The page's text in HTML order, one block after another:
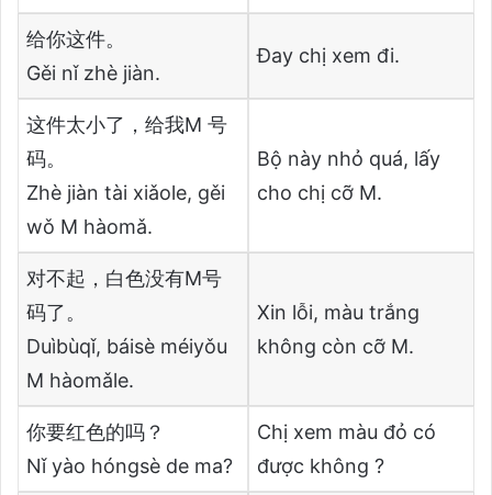
给你这件。
Gěi nǐ zhè jiàn.
Đay chị xem đi.
这件太小了，给我M 号
码。
Zhè jiàn tài xiǎole, gěi
wǒ M hàomǎ.
Bộ này nhỏ quá, lấy
cho chị cỡ M.
对不起，白色没有M号
码了。
Duìbùqǐ, báisè méiyǒu
M hàomǎle.
Xin lỗi, màu trắng
không còn cỡ M.
你要红色的吗？
Nǐ yào hóngsè de ma?
Chị xem màu đỏ có
được không ?